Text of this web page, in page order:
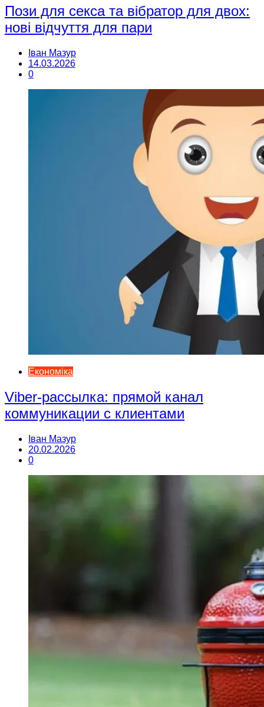
Пози для секса та вібратор для двох:
нові відчуття для пари
Іван Мазур
14.03.2026
0
Економіка
Viber-рассылка: прямой канал
коммуникации с клиентами
Іван Мазур
20.02.2026
0